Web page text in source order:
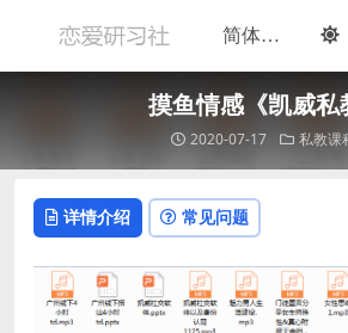
摸鱼情感《凯威私
2020-07-17 私教课
详情介绍 常见问题